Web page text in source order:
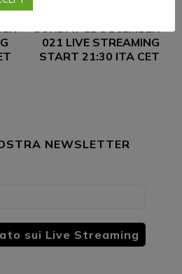
021 LIVE STREAMING
START 21:30 ITA CET
NEWSLETTER